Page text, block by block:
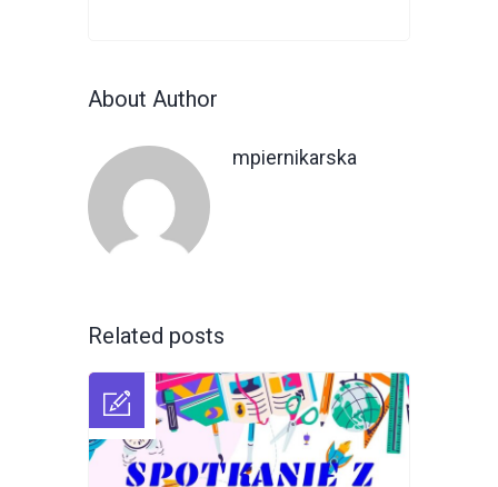
About Author
mpiernikarska
Related posts